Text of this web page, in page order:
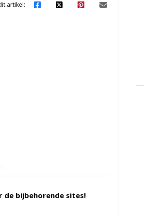
artikel:
de bijbehorende sites!